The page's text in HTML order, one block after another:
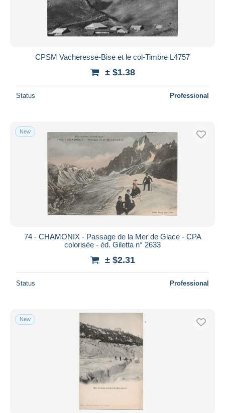
CPSM Vacheresse-Bise et le col-Timbre L4757
± $1.38
Status Professional
New
74 - CHAMONIX - Passage de la Mer de Glace - CPA
colorisée - éd. Giletta n° 2633
± $2.31
Status Professional
New